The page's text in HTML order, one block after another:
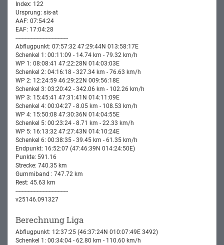
Index: 122
Ursprung: sis-at
AAF: 07:54:24
EAF: 17:04:28
-----------------------------------
Abflugpunkt: 07:57:32 47:29:44N 013:58:17E
Schenkel 1: 00:11:09 - 14.74 km - 79.32 km/h
WP 1: 08:08:41 47:22:28N 014:03:03E
Schenkel 2: 04:16:18 - 327.34 km - 76.63 km/h
WP 2: 12:24:59 46:29:22N 009:56:18E
Schenkel 3: 03:20:42 - 342.06 km - 102.26 km/h
WP 3: 15:45:41 47:31:41N 014:11:09E
Schenkel 4: 00:04:27 - 8.05 km - 108.53 km/h
WP 4: 15:50:08 47:30:36N 014:04:55E
Schenkel 5: 00:23:24 - 8.71 km - 22.33 km/h
WP 5: 16:13:32 47:27:43N 014:10:24E
Schenkel 6: 00:38:35 - 39.45 km - 61.35 km/h
Endpunkt: 16:52:07 (47:46:39N 014:24:50E)
Punkte: 591.16
Strecke: 740.35 km
Gummiband : 747.72 km
Rest: 45.63 km
-----------------------------------
v25146.091327
Berechnung Liga
Abflugpunkt: 12:37:25 (46:37:24N 010:07:49E 3492)
Schenkel 1: 00:34:04 - 62.80 km - 110.60 km/h